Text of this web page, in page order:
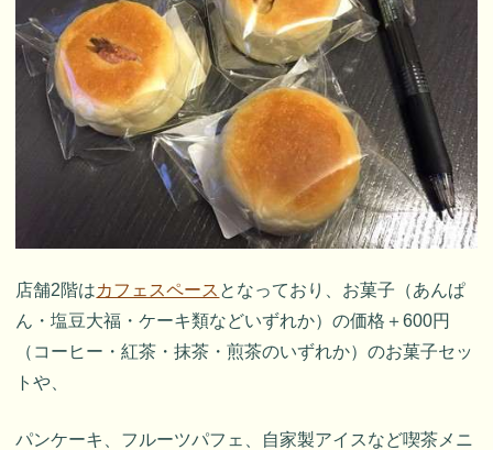
店舗2階はカフェスペース となっており、お菓子（あんぱ
ん・塩豆大福・ケーキ類などいずれか）の価格＋600円
（コーヒー・紅茶・抹茶・煎茶のいずれか）のお菓子セッ
トや、
パンケーキ、フルーツパフェ、自家製アイスなど喫茶メニ